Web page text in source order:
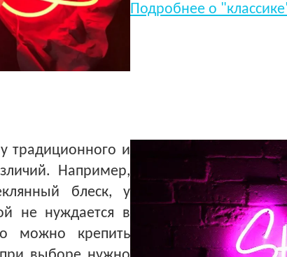
Подробнее о
традиционного и
Например,
блеск, у
не нуждается в
можно крепить